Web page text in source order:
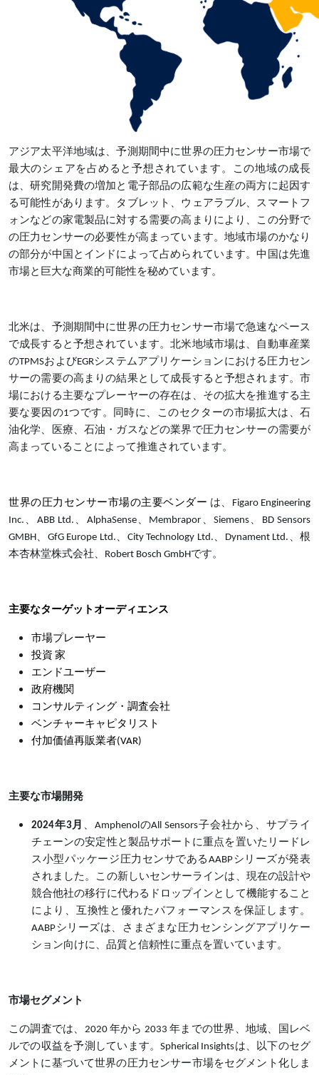
アジア太平洋地域は、予測期間中に世界の圧力センサー市場で
最大のシェアを占めると予想されています。この地域の成長
は、研究開発費の増加と電子部品の広範な生産の両方に起因す
る可能性があります。タブレット、ウェアラブル、スマートフ
ォンなどの家電製品に対する需要の高まりにより、この分野で
の圧力センサーの必要性が高まっています。地域市場のかなり
の部分が中国とインドによって占められています。中国は先進
市場と巨大な商業的可能性を秘めています。
北米は、予測期間中に世界の圧力センサー市場で急速なペース
で成長すると予想されています。北米地域市場は、自動車産業
のTPMSおよびEGRシステムアプリケーションにおける圧力セン
サーの需要の高まりの結果として成長すると予想されます。市
場における主要なプレーヤーの存在は、その拡大を推進する主
要な要因の1つです。同時に、このセクターの市場拡大は、石
油化学、医療、石油・ガスなどの業界で圧力センサーの需要が
高まっていることによって推進されています。
世界の圧力センサー市場の主要ベンダー は、Figaro Engineering
Inc.、ABB Ltd.、AlphaSense、Membrapor、Siemens、BD Sensors
GMBH、GfG Europe Ltd.、City Technology Ltd.、Dynament Ltd.、根
本杏林堂株式会社、Robert Bosch GmbHです。
主要なターゲットオーディエンス
市場プレーヤー
投資 家
エンドユーザー
政府機関
コンサルティング・調査会社
ベンチャーキャピタリスト
付加価値再販業者(VAR)
主要な市場開発
2024年3月 、AmphenolのAll Sensors子会社から、サプライ
チェーンの安定性と製品サポートに重点を置いたリードレ
ス小型パッケージ圧力センサであるAABPシリーズが発表
されました。この新しいセンサーラインは、現在の設計や
競合他社の移行に代わるドロップインとして機能すること
により、互換性と優れたパフォーマンスを保証します。
AABPシリーズは、さまざまな圧力センシングアプリケー
ション向けに、品質と信頼性に重点を置いています。
市場セグメント
この調査では、2020 年から 2033 年までの世界、地域、国レベ
ルでの収益を予測しています。Spherical Insightsは、以下のセグ
メントに基づいて世界の圧力センサー市場をセグメント化しま